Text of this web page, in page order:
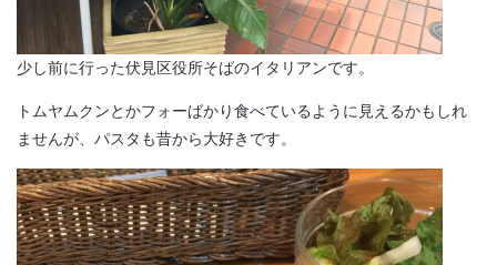
少し前に行った伏見区役所そばのイタリアンです。
トムヤムクンとかフォーばかり食べているように見えるかもしれ
ませんが、パスタも昔から大好きです。